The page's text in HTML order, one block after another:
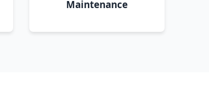
Maintenance